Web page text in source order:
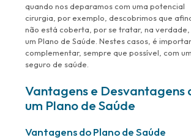
quando nos deparamos com uma potencial
cirurgia, por exemplo, descobrimos que
não está coberta, por se tratar, na verdade,
um Plano de Saúde. Nestes casos, é
complementar, sempre que possível, com um
seguro de saúde.
Vantagens e Desvantagens
um Plano de Saúde
Vantagens do Plano de Saúde